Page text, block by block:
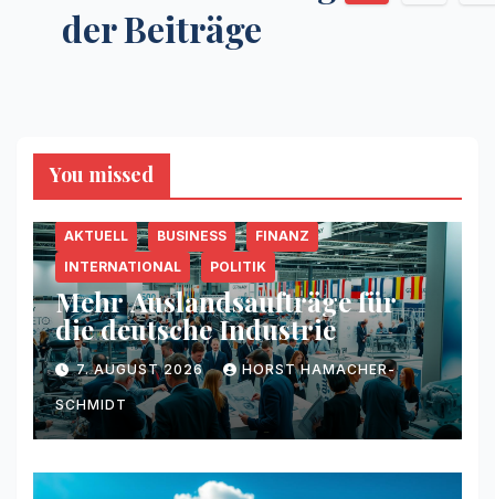
der Beiträge
You missed
AKTUELL BUSINESS
FINANZ
INTERNATIONAL
POLITIK
Mehr Auslandsaufträge für
die deutsche Industrie
7. AUGUST 2026 HORST HAMACHER-
SCHMIDT